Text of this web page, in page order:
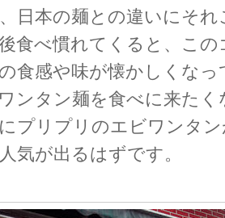
日本の麺との違いにそれ
食べ慣れてくると、こ
食感や味が懐かしくな
ンタン麺を食べに来た
プリプリのエビワンタ
気が出るはずです。